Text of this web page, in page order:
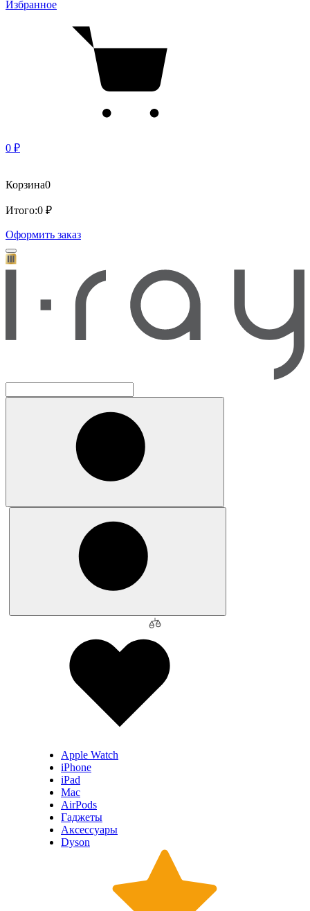
Избранное
0 ₽
Корзина0
Итого:0 ₽
Оформить заказ
Apple Watch
iPhone
iPad
Mac
AirPods
Гаджеты
Аксессуары
Dyson